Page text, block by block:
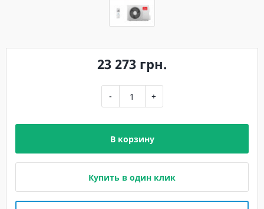
23 273 грн.
- +
В корзину
Купить в один клик